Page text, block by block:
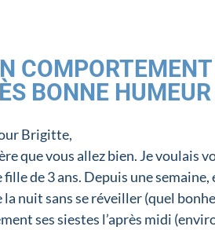
BONNE
Brigitte,
que vous allez bien. Je
fille de 3 ans. Depuis une
nuit sans se réveiller (quel
ses siestes l’après midi